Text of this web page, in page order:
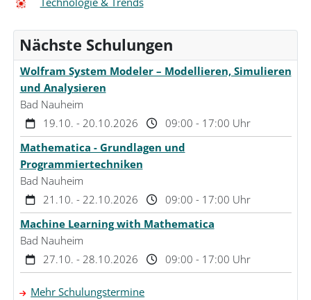
Nächste Schulungen
Wolfram System Modeler – Modellieren, Simulieren
und Analysieren
Bad Nauheim
19.10. - 20.10.2026
09:00 - 17:00 Uhr
Mathematica - Grundlagen und
Programmiertechniken
Bad Nauheim
21.10. - 22.10.2026
09:00 - 17:00 Uhr
Machine Learning with Mathematica
Bad Nauheim
27.10. - 28.10.2026
09:00 - 17:00 Uhr
Mehr Schulungstermine